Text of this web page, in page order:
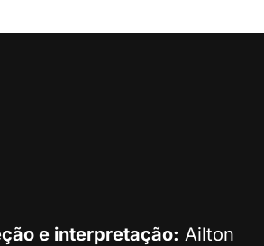
e interpretação: Ailton